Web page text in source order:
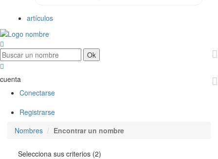
artículos
cuenta
Conectarse
Registrarse
Nombres
Encontrar un nombre
Selecciona sus criterios (2)